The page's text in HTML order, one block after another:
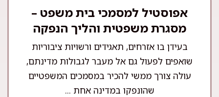
אפוסטיל למסמכי בית משפט –
מסגרת משפטית והליך הנפקה
בעידן בו אזרחים, תאגידים ורשויות ציבוריות
שואפים לפעול גם אל מעבר לגבולות מדינתם,
עולה צורך ממשי להכיר במסמכים המשפטיים
שהונפקו במדינה אחת ...